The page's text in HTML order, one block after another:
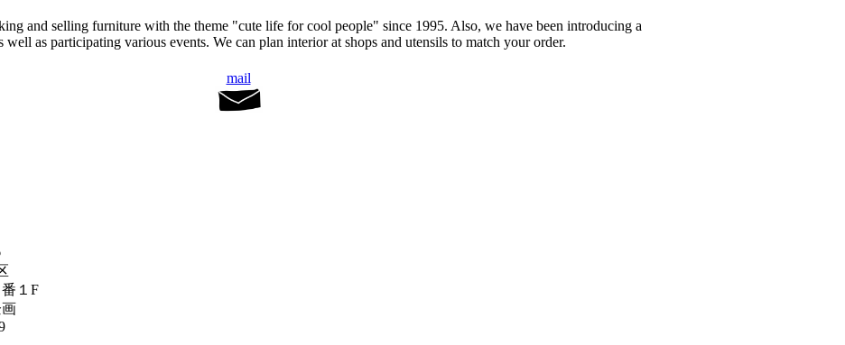
and selling furniture with the theme "cute life for cool people" since 1995. Also, we have been introducing a
as participating various events. We can plan interior at shops and utensils to match your order.
mail
１F